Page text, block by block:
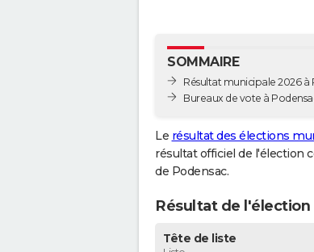
SOMMAIRE
Résultat municipale 2026 à
Bureaux de vote à
Le résultat des élections
résultat officiel de l'élection
de Podensac.
Résultat de l'élection
Tête de liste